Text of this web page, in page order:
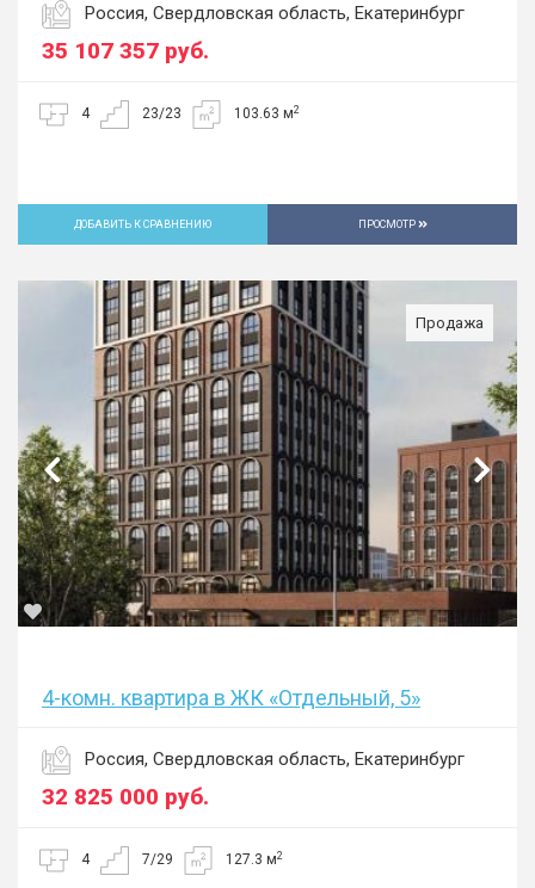
Россия, Свердловская область, Екатеринбург
35 107 357 руб.
4 23/23 103.63 м2
ДОБАВИТЬ К СРАВНЕНИЮ ПРОСМОТР
Продажа
4-комн. квартира в ЖК «Отдельный, 5»
Россия, Свердловская область, Екатеринбург
32 825 000 руб.
4 7/29 127.3 м2